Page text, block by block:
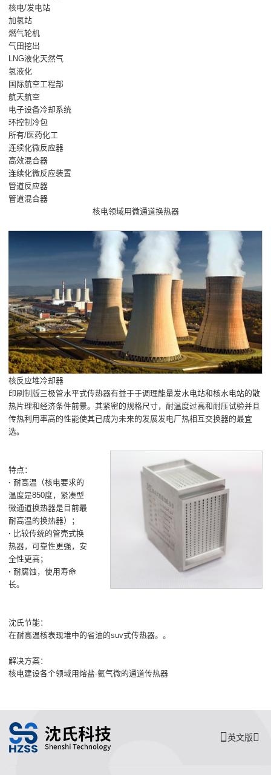
核电/发电站
加氢站
燃气轮机
气田挖出
LNG液化天然气
氢液化
国际航空工程部
航天航空
电子设备冷却系统
环控制冷包
所有/医药化工
连续化微反应器
高效混合器
连续化微反应装置
管道反应器
管道混合器
核电领域用微通道换热器
核反应堆冷却器
印刷制版三极管水平式传热器有益于于调理能量发水电站和核水电站的散
热片理和经济条件前景。其紧密的规格尺寸，耐温度过高和耐压试验并且
传热利用率高的性能使其已成为未来的发展发电厂热相互交换器的最宜
选。
特点：
·耐高温（核电要求的
温度是850度，紧凑型
微通道换热器是目前最
耐高温的换热器）；
· 比较传统的管壳式换
热器，可靠性更强，安
全性更高；
·耐腐蚀，使用寿命
长。
沈氏节能：
在耐高温核表现堆中的省油的suv式传热器。。
解决方案：
核电建设各个领域用熔盐-氦气微的通道传热器
英文版